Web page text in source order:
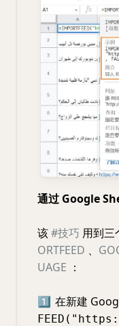
通过 Google
该#技巧 用到三
ORTFEED 、
UAGE ：
1️⃣ 在新建